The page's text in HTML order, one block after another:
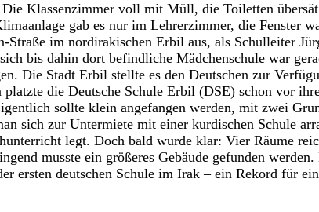
Klassenzimmer voll mit Müll, die Toiletten
gab es nur im Lehrerzimmer, die Fenster
Straße im nordirakischen Erbil aus, als Schulleiter
bis dahin dort befindliche Mädchenschule war
Die Stadt Erbil stellte es den Deutschen zur
platzte die Deutsche Schule Erbil (DSE) schon vor
sollte klein angefangen werden, mit zwei
sich zur Untermiete mit einer kurdischen Schule
legt. Doch bald wurde klar: Vier Räume
musste ein größeres Gebäude gefunden
ersten deutschen Schule im Irak – ein Rekord für